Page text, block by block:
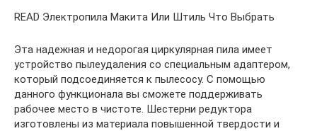
READ Электропила Макита Или Штиль Что Выбрать
Эта надежная и недорогая циркулярная пила имеет
устройство пылеудаления со специальным адаптером,
который подсоединяется к пылесосу. С помощью
данного функционала вы сможете поддерживать
рабочее место в чистоте. Шестерни редуктора
изготовлены из материала повышенной твердости и